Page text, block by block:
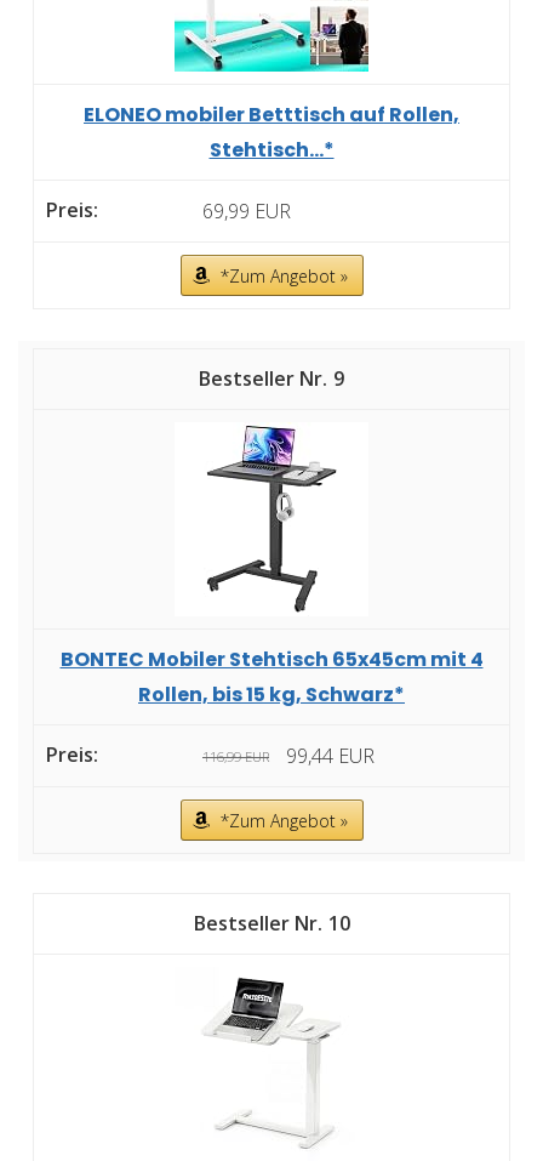
ELONEO mobiler Betttisch auf Rollen,
Stehtisch...*
69,99 EUR
*Zum Angebot »
9
BONTEC Mobiler Stehtisch 65x45cm mit 4
Rollen, bis 15 kg, Schwarz*
116,99 EUR 99,44 EUR
*Zum Angebot »
10